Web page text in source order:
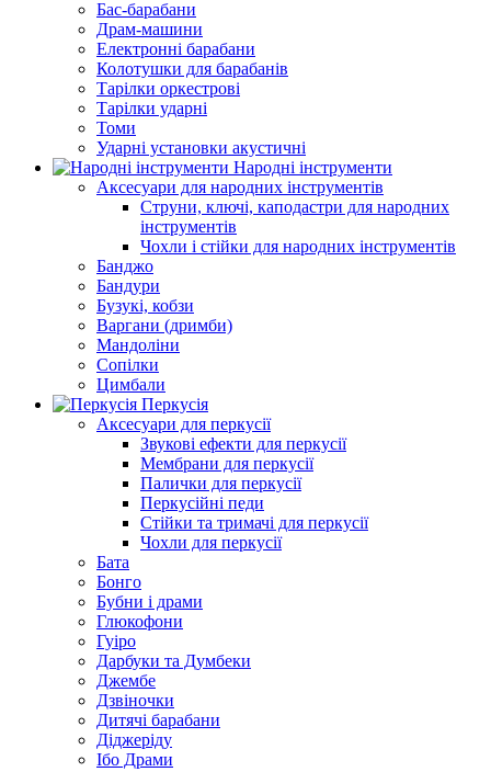
Бас-барабани
Драм-машини
Електронні барабани
Колотушки для барабанів
Тарілки оркестрові
Тарілки ударні
Томи
Ударні установки акустичні
Народні інструменти
Аксесуари для народних інструментів
Струни, ключі, каподастри для народних
інструментів
Чохли і стійки для народних інструментів
Банджо
Бандури
Бузукі, кобзи
Варгани (дримби)
Мандоліни
Сопілки
Цимбали
Перкусія
Аксесуари для перкусії
Звукові ефекти для перкусії
Мембрани для перкусії
Палички для перкусії
Перкусійні педи
Стійки та тримачі для перкусії
Чохли для перкусії
Бата
Бонго
Бубни і драми
Глюкофони
Гуіро
Дарбуки та Думбеки
Джембе
Дзвіночки
Дитячі барабани
Діджеріду
Ібо Драми